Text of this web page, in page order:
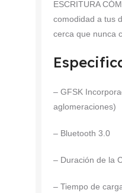
ESCRITURA
comodidad a tus
cerca que nunca
– GFSK
aglomeraciones)
– Bluetooth 3.0
– Duración de la
– Tiempo de